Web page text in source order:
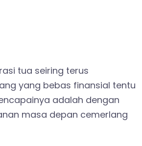
tua seiring terus
yang bebas finansial tentu
adalah dengan
masa depan cemerlang